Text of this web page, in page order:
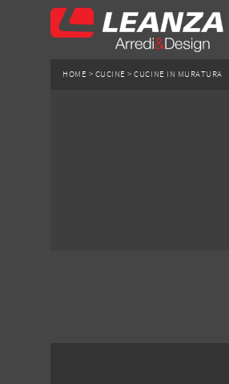
HOME > CUCINE >CUCINE IN MURATURA